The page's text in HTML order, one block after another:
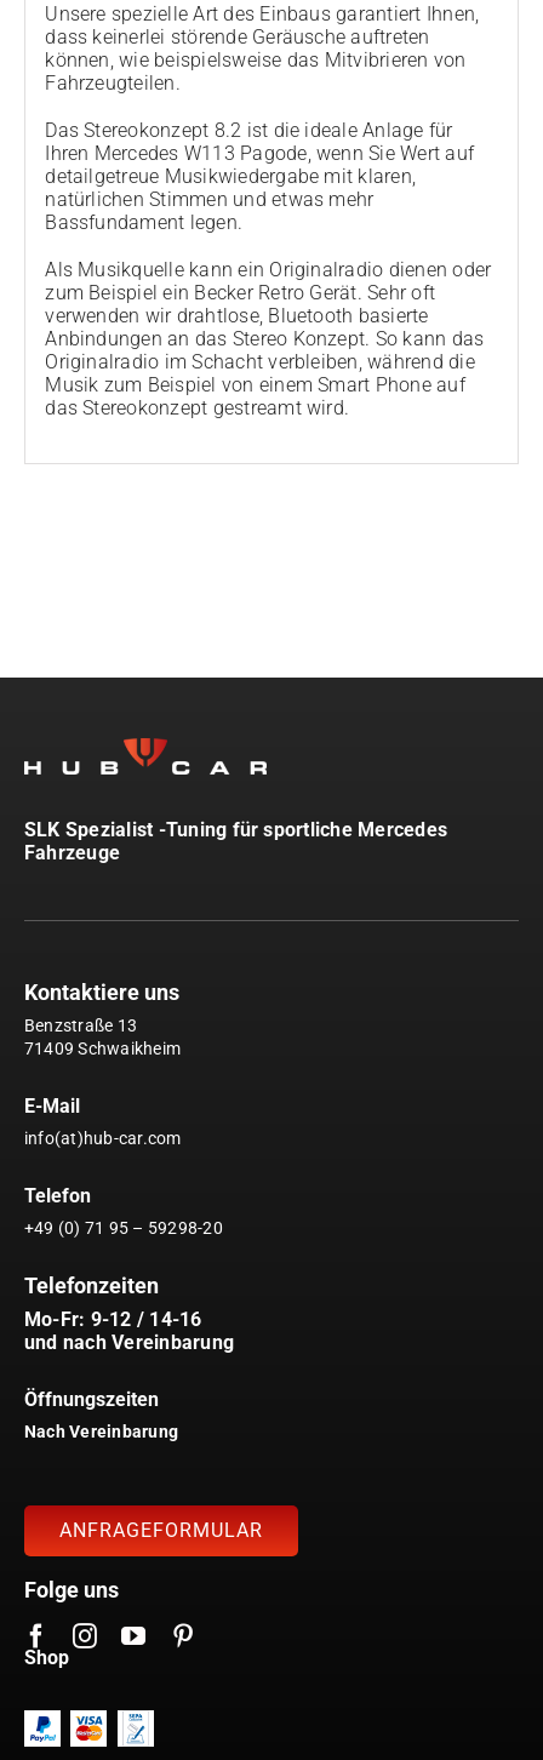
Unsere spezielle Art des Einbaus garantiert Ihnen,
dass keinerlei störende Geräusche auftreten
können, wie beispielsweise das Mitvibrieren von
Fahrzeugteilen.
Das Stereokonzept 8.2 ist die ideale Anlage für
Ihren Mercedes W113 Pagode, wenn Sie Wert auf
detailgetreue Musikwiedergabe mit klaren,
natürlichen Stimmen und etwas mehr
Bassfundament legen.
Als Musikquelle kann ein Originalradio dienen oder
zum Beispiel ein Becker Retro Gerät. Sehr oft
verwenden wir drahtlose, Bluetooth basierte
Anbindungen an das Stereo Konzept. So kann das
Originalradio im Schacht verbleiben, während die
Musik zum Beispiel von einem Smart Phone auf
das Stereokonzept gestreamt wird.
SLK Spezialist -Tuning für sportliche Mercedes
Fahrzeuge
Kontaktiere uns
Benzstraße 13
71409 Schwaikheim
E-Mail
info(at)hub-car.com
Telefon
+49 (0) 71 95 – 59298-20
Telefonzeiten
Mo-Fr: 9-12 / 14-16
und nach Vereinbarung
Öffnungszeiten
Nach Vereinbarung
ANFRAGEFORMULAR
Folge uns
Shop